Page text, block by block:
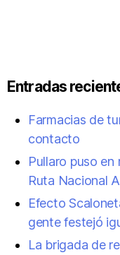
Entradas
Farmacias de
contacto
Pullaro puso en
Ruta Nacional
Efecto
gente festejó
La brigada de